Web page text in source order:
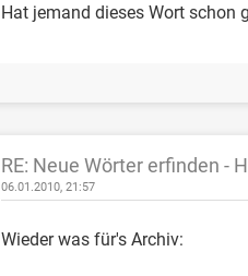
Hat jemand dieses Wort schon
RE: Neue Wörter erfinden -
06.01.2010, 21:57
Wieder was für's Archiv: